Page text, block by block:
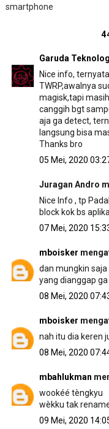
smartphone
Garuda
Nice info,
TWRP,awalnya
magisk,tapi
canggih bgt
aja ga detect,
langsung bisa
Thanks bro
05 Mei, 2020
Juragan Andro
Nice Info , tp
block kok bs
07 Mei, 2020
mboisker
dan mungkin
yang dianggap
08 Mei, 2020
mboisker
nah itu dia keren
08 Mei, 2020
mbahlukman
wookéé tèngkyu
wèkku tak
09 Mei, 2020